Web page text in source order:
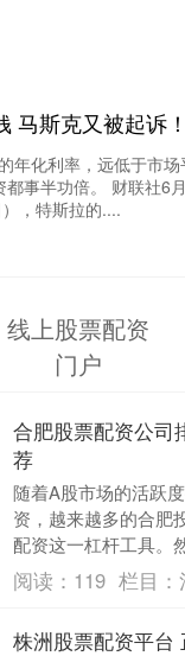
年化利率，远低于市
事半功倍。 财联社6
，特斯拉的....
线上股票配资
门户
合肥股票配资公司
荐
随着A股市场的活跃
资，越来越多的合肥
配资这一杠杆工具。
多配资公司，如何选
成为投资者最关心....
阅读： 119 栏目：
株洲股票配资平台